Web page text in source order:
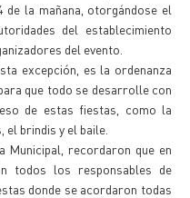
de la mañana, otorgándose el
del establecimiento
del evento.
excepción, es la ordenanza
que todo se desarrolle con
de estas fiestas, como la
brindis y el baile.
Municipal, recordaron que en
todos los responsables de
donde se acordaron todas